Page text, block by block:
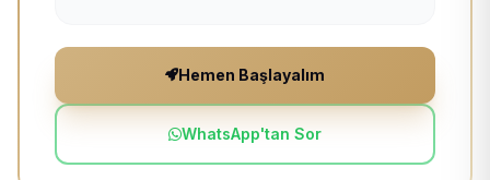
Hemen Başlayalım
WhatsApp'tan Sor